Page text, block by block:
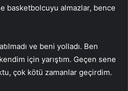
basketbolcuyu almazlar, bence
ve beni yolladı. Ben
için yarıştım. Geçen sene
çok kötü zamanlar geçirdim.